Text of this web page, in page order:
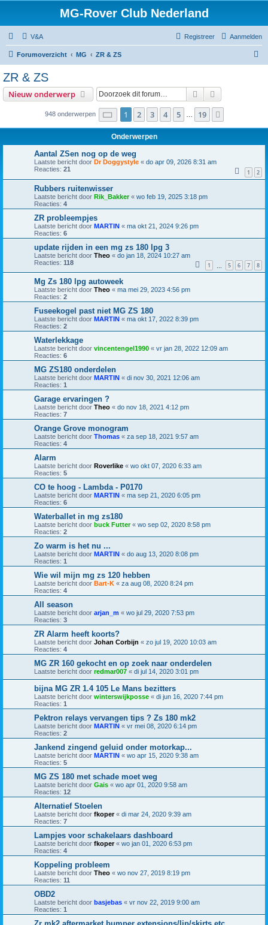
MG-Rover Club Nederland
V&A Aanmelden
Registreer
Forumoverzicht MG ZR & ZS
ZR & ZS
Nieuw onderwerp Zoek
948 onderwerpen Pagina van 19
1 2 3 4 5 19
Onderwerpen
Aantal ZSen nog op de weg
Laatste bericht door Dr Doggystyle « do apr 09, 2026 8:31 am
Reacties: 21 1 2
Rubbers ruitenwisser
Laatste bericht door Rik_Bakker« wo feb 19, 2025 3:18 pm
Reacties: 4
ZR probleempjes
Laatste bericht door MARTIN « ma okt 21, 2024 9:26 pm
Reacties: 6
update rijden in een mg zs 180 lpg 3
Laatste bericht door Theo « do jan 18, 2024 10:27 am
Reacties: 118 1 5 6 7 8
Mg Zs 180 lpg autoweek
Laatste bericht door Theo « ma mei 29, 2023 4:56 pm
Reacties: 2
Fuseekogel past niet MG ZS 180
Laatste bericht door MARTIN « ma okt 17, 2022 8:39 pm
Reacties: 2
Waterlekkage
Laatste bericht door vincentengel1990 « vr jan 28, 2022 12:09 am
Reacties: 6
MG ZS180 onderdelen
Laatste bericht door MARTIN « di nov 30, 2021 12:06 am
Reacties: 1
Garage ervaringen ?
Laatste bericht door Theo « do nov 18, 2021 4:12 pm
Reacties: 7
Orange Grove monogram
Laatste bericht door Thomas « za sep 18, 2021 9:57 am
Reacties: 4
Alarm
Laatste bericht door Roverlike « wo okt 07, 2020 6:33 am
Reacties: 5
CO te hoog - Lambda - P0170
Laatste bericht door MARTIN « ma sep 21, 2020 6:05 pm
Reacties: 6
Waterballet in mg zs180
Laatste bericht door buck Futter« wo sep 02, 2020 8:58 pm
Reacties: 2
Zo warm is het nu ...
Laatste bericht door MARTIN « do aug 13, 2020 8:08 pm
Reacties: 1
Wie wil mijn mg zs 120 hebben
Laatste bericht door Bart-K « za aug 08, 2020 8:24 pm
Reacties: 4
All season
Laatste bericht door arjan_m « wo jul 29, 2020 7:53 pm
Reacties: 3
ZR Alarm heeft koorts?
Laatste bericht door Johan Corbijn « zo jul 19, 2020 10:03 am
Reacties: 4
MG ZR 160 gekocht en op zoek naar onderdelen
Laatste bericht door redmar007 « di jul 14, 2020 3:01 pm
bijna MG ZR 1.4 105 Le Mans bezitters
Laatste bericht door winterswijkposse « di jun 16, 2020 7:44 pm
Reacties: 1
Pektron relays vervangen tips ? Zs 180 mk2
Laatste bericht door MARTIN « vr mei 08, 2020 6:14 pm
Reacties: 2
Jankend zingend geluid onder motorkap...
Laatste bericht door MARTIN « wo apr 15, 2020 9:38 am
Reacties: 5
MG ZS 180 met schade moet weg
Laatste bericht door Gais « wo apr 01, 2020 9:58 am
Reacties: 12
Alternatief Stoelen
Laatste bericht door fkoper« di mar 24, 2020 9:39 am
Reacties: 7
Lampjes voor schakelaars dashboard
Laatste bericht door fkoper« wo jan 01, 2020 6:53 pm
Reacties: 4
Koppeling probleem
Laatste bericht door Theo « wo nov 27, 2019 8:19 pm
Reacties: 11
OBD2
Laatste bericht door basjebas « vr nov 22, 2019 9:00 am
Reacties: 1